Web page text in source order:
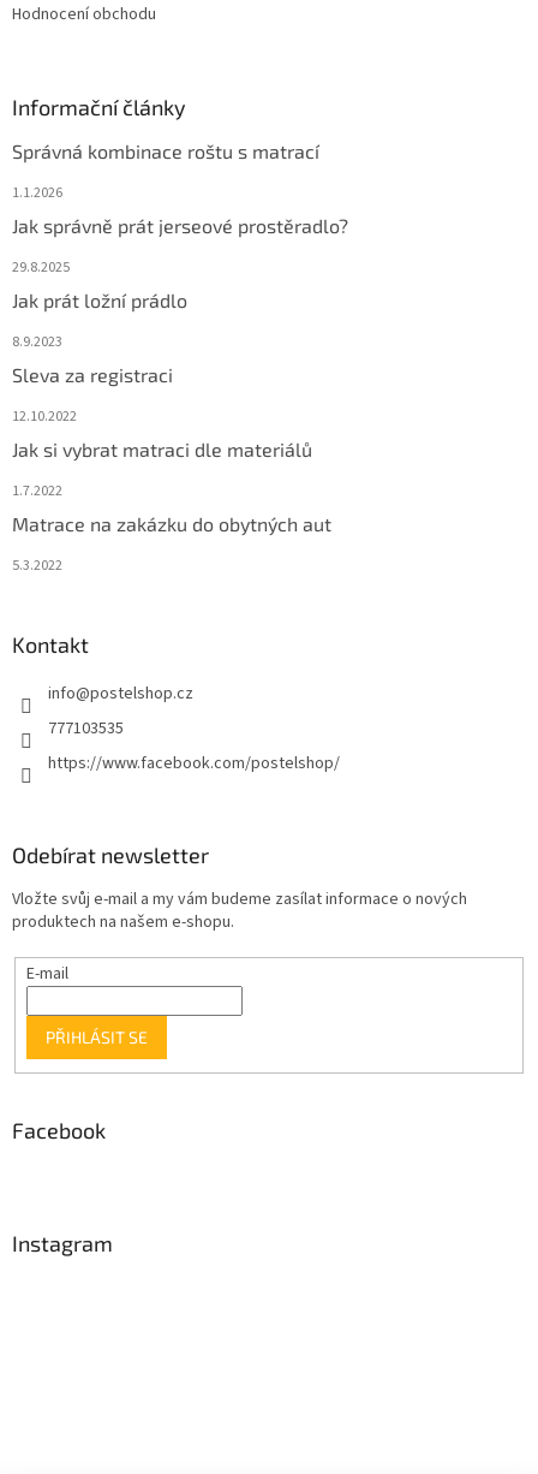
Hodnocení obchodu
Informační články
Správná kombinace roštu s matrací
1.1.2026
Jak správně prát jerseové prostěradlo?
29.8.2025
Jak prát ložní prádlo
8.9.2023
Sleva za registraci
12.10.2022
Jak si vybrat matraci dle materiálů
1.7.2022
Matrace na zakázku do obytných aut
5.3.2022
Kontakt
info@postelshop.cz
777103535
https://www.facebook.com/postelshop/
Odebírat newsletter
Vložte svůj e-mail a my vám budeme zasílat informace o nových
produktech na našem e-shopu.
E-mail
PŘIHLÁSIT SE
Facebook
Instagram